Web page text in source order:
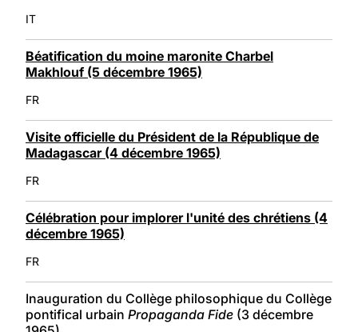
IT
Béatification du moine maronite Charbel
Makhlouf (5 décembre 1965)
FR
Visite officielle du Président de la République de
Madagascar (4 décembre 1965)
FR
Célébration pour implorer l'unité des chrétiens (4
décembre 1965)
FR
Inauguration du Collège philosophique du Collège
pontifical urbain Propaganda Fide (3 décembre